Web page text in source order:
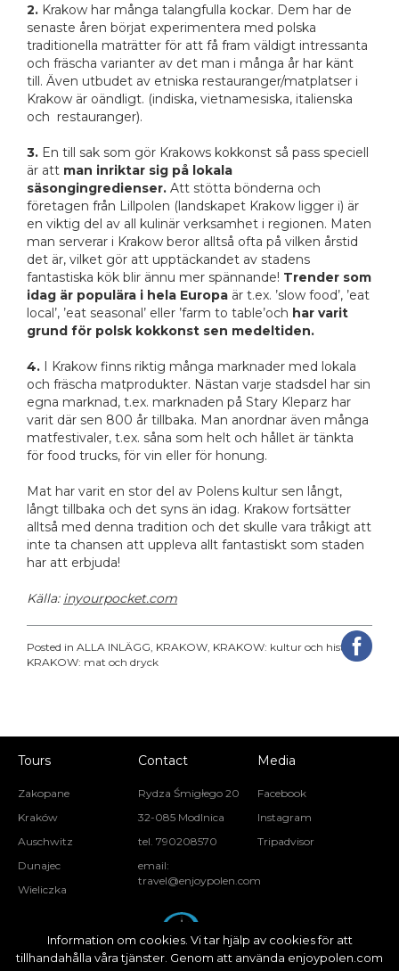
2. Krakow har många talangfulla kockar. Dem har de
senaste åren börjat experimentera med polska
traditionella maträtter för att få fram väldigt intressanta
och fräscha varianter av det man i många år har känt
till. Även utbudet av etniska restauranger/matplatser i
Krakow är oändligt. (indiska, vietnamesiska, italienska
och restauranger).
3. En till sak som gör Krakows kokkonst så pass speciell
är att man inriktar sig på lokala
säsongingredienser. Att stötta bönderna och
företagen från Lillpolen (landskapet Krakow ligger i) är
en viktig del av all kulinär verksamhet i regionen. Maten
man serverar i Krakow beror alltså ofta på vilken årstid
det är, vilket gör att upptäckandet av stadens
fantastiska kök blir ännu mer spännande! Trender som
idag är populära i hela Europa är t.ex. ’slow food’, ’eat
local’, ’eat seasonal’ eller ’farm to table’och har varit
grund för polsk kokkonst sen medeltiden.
4. I Krakow finns riktig många marknader med lokala
och fräscha matprodukter. Nästan varje stadsdel har sin
egna marknad, t.ex. marknaden på Stary Kleparz har
varit där sen 800 år tillbaka. Man anordnar även många
matfestivaler, t.ex. såna som helt och hållet är tänkta
för food trucks, för vin eller för honung.
Mat har varit en stor del av Polens kultur sen långt,
långt tillbaka och det syns än idag. Krakow fortsätter
alltså med denna tradition och det skulle vara tråkigt att
inte ta chansen att uppleva allt fantastiskt som staden
har att erbjuda!
Källa: inyourpocket.com
Posted in ALLA INLÄGG KRAKOW KRAKOW: kultur och historia
KRAKOW: mat och dryck
Information om cookies. Vi tar hjälp av cookies för att
tillhandahålla våra tjänster. Genom att använda enjoypolen.com
Tours
Zakopane
Kraków
Auschwitz
Dunajec
Wieliczka
Contact
Rydza Śmigłego 20
32-085 Modlnica
tel. 790208570
email:
travel@enjoypolen.com
Media
Facebook
Instagram
Tripadvisor